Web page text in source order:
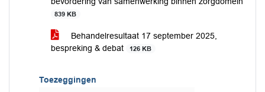
839 KB
Behandelresultaat 17 september 2025,
bespreking & debat
126 KB
Toezeggingen